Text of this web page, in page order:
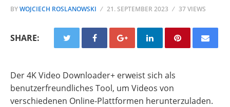
BYWOJCIECH ROSLANOWSKI 21. SEPTEMBER 2023 37 VIEWS
SHARE:
Der 4K Video Downloader+ erweist sich als
benutzerfreundliches Tool, um Videos von
verschiedenen Online-Plattformen herunterzuladen.